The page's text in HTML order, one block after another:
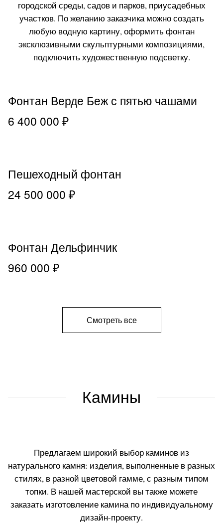
городской среды, садов и парков, приусадебных
участков. По желанию заказчика можно создать
любую водную картину, оформить фонтан
эксклюзивными скульптурными композициями,
подключить художественную подсветку.
Фонтан Верде Беж с пятью чашами
6 400 000 ₽
Пешеходный фонтан
24 500 000 ₽
Фонтан Дельфинчик
960 000 ₽
Смотреть все
Камины
Предлагаем широкий выбор каминов из
натурального камня: изделия, выполненные в разных
стилях, в разной цветовой гамме, с разным типом
топки. В нашей мастерской вы также можете
заказать изготовление камина по индивидуальному
дизайн-проекту.